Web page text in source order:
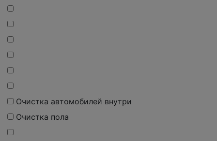
Очистка автомобилей внутри
Очистка пола